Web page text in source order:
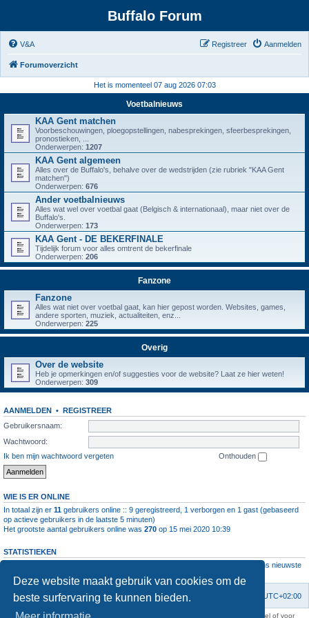
Deze website maakt gebruik van cookies om de
beste surfervaring te kunnen bieden.
Buffalo Forum
V&A Aanmelden
Registreer
Forumoverzicht
Het is momenteel 07 aug 2026 07:03
Voetbalnieuws
KAA Gent matchen
Voorbeschouwingen, ploegopstellingen, nabesprekingen, sfeerbesprekingen,
pronostieken, ...
Onderwerpen: 1207
KAA Gent algemeen
Alles over de Buffalo's, behalve over de wedstrijden (zie rubriek "KAA Gent
matchen")
Onderwerpen: 676
Ander voetbalnieuws
Alles wat wel over voetbal gaat (Belgisch & internationaal), maar niet over de
Buffalo's.
Onderwerpen: 173
KAA Gent - DE BEKERFINALE
Tijdelijk forum voor alles omtrent de bekerfinale
Onderwerpen: 206
Fanzone
Fanzone
Alles wat niet over voetbal gaat, kan hier gepost worden. Websites, games,
andere sporten, muziek, actualiteiten, enz...
Onderwerpen: 225
Overig
Over de website
Heb je opmerkingen en/of suggesties voor de website? Laat ze hier weten!
Onderwerpen: 309
AANMELDEN • REGISTREER
Gebruikersnaam:
Wachtwoord:
Ik ben mijn wachtwoord vergeten
Onthouden
WIE IS ER ONLINE
In totaal zijn er 11 gebruikers online :: 9 geregistreerd, 1 verborgen en 1 gast (gebaseerd
op actieve gebruikers in de laatste 5 minuten)
Het grootste aantal gebruikers online was 270 op 15 mei 2020 10:39
STATISTIEKEN
• Ons nieuwste
Forumoverzicht UTC+02:00
Verwijder cookies
Contact
KAA Gent kan nooit aansprakelijk worden gesteld voor om het even welk nadeel of voor